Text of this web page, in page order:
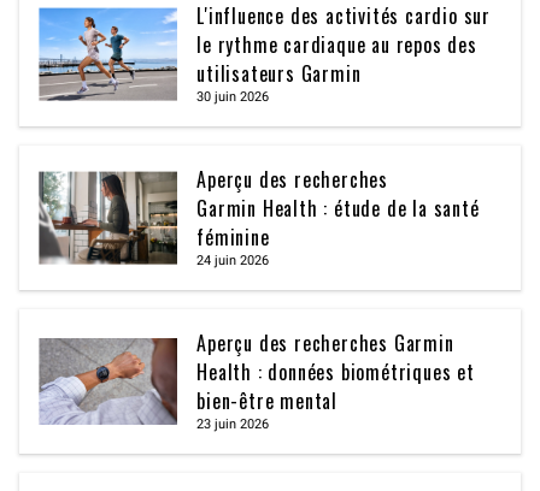
L'influence des activités cardio sur
le rythme cardiaque au repos des
utilisateurs Garmin
30 juin 2026
Aperçu des recherches
Garmin Health : étude de la santé
féminine
24 juin 2026
Aperçu des recherches Garmin
Health : données biométriques et
bien-être mental
23 juin 2026